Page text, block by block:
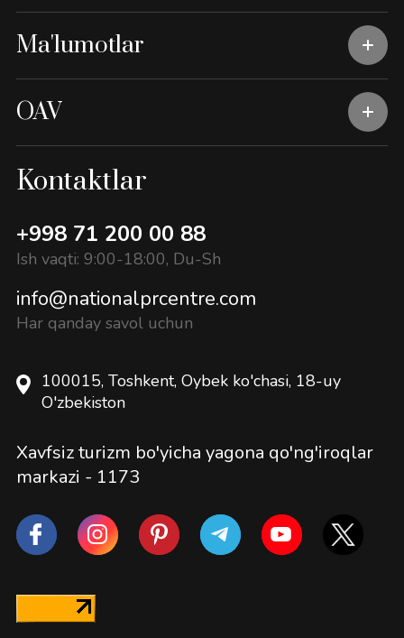
Ma'lumotlar
OAV
Kontaktlar
+998 71 200 00 88
Ish vaqti: 9:00-18:00, Du-Sh
info@nationalprcentre.com
Har qanday savol uchun
100015, Toshkent, Oybek ko'chasi, 18-uy
O'zbekiston
Xavfsiz turizm bo'yicha yagona qo'ng'iroqlar
markazi - 1173